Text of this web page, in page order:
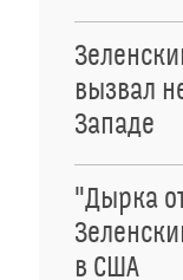
вызвал
Западе
"Дырка
в США